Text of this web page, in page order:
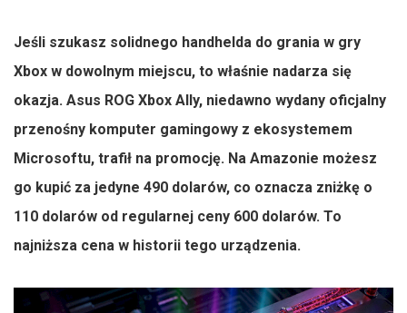
Jeśli szukasz solidnego handhelda do grania w gry
Xbox w dowolnym miejscu, to właśnie nadarza się
okazja. Asus ROG Xbox Ally, niedawno wydany oficjalny
przenośny komputer gamingowy z ekosystemem
Microsoftu, trafił na promocję. Na Amazonie możesz
go kupić za jedyne 490 dolarów, co oznacza zniżkę o
110 dolarów od regularnej ceny 600 dolarów. To
najniższa cena w historii tego urządzenia.